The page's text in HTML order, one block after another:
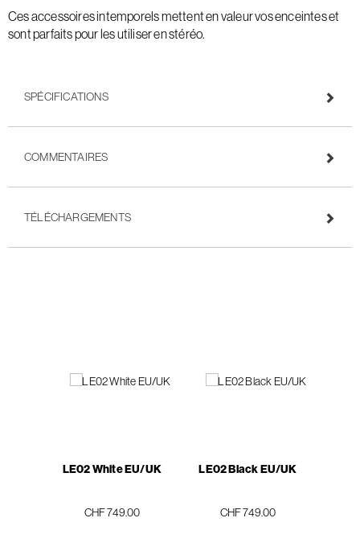
Ces accessoires intemporels mettent en valeur vos enceintes et
sont parfaits pour les utiliser en stéréo.
SPÉCIFICATIONS
COMMENTAIRES
TÉLÉCHARGEMENTS
LE02 White EU/UK
CHF 749.00
LE02 Black EU/UK
CHF 749.00